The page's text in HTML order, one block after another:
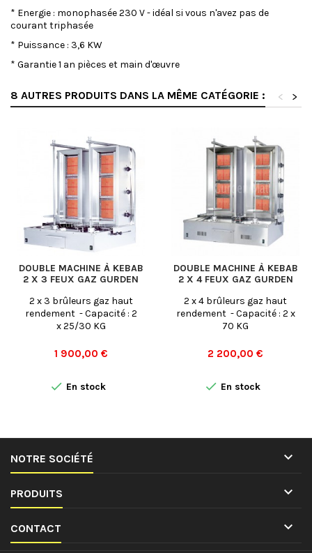
* Energie : monophasée 230 V - idéal si vous n'avez pas de
courant triphasée
* Puissance : 3,6 KW
* Garantie 1 an pièces et main d'œuvre
8 AUTRES PRODUITS DANS LA MÊME CATÉGORIE : >
<
DOUBLE MACHINE À KEBAB
2 X 3 FEUX GAZ GURDEN
2 x 3 brûleurs gaz haut
rendement - Capacité : 2
x 25/30 KG
Prix
1 900,00 €
 En stock
DOUBLE MACHINE À KEBAB
2 X 4 FEUX GAZ GURDEN
2 x 4 brûleurs gaz haut
rendement - Capacité : 2 x
70 KG
Prix
2 200,00 €
 En stock
NOTRE SOCIÉTÉ 
PRODUITS 
CONTACT 